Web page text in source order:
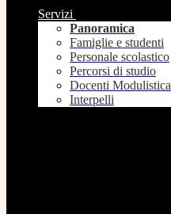
Servizi
Panoramica
Famiglie e studenti
Personale scolastico
Percorsi di studio
Docenti Modulistica
Interpelli